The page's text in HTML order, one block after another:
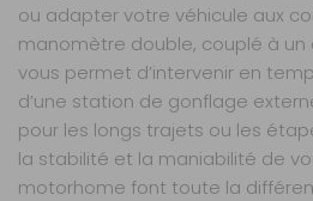
ou adapter votre véhicule aux
manomètre double, couplé à un
vous permet d’intervenir en
d’une station de gonflage
pour les longs trajets ou les
la stabilité et la maniabilité de
motorhome font toute la